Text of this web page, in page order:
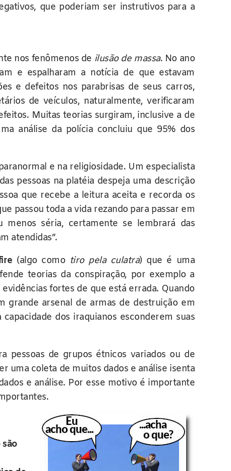
que poderiam ser instrutivos para a
nos fenômenos de ilusão de massa. No ano
e espalharam a notícia de que estavam
e defeitos nos parabrisas de seus carros,
de veículos, naturalmente, verificaram
Muitas teorias surgiram, inclusive a de
análise da polícia concluiu que 95% dos
e na religiosidade. Um especialista
pessoas na platéia despeja uma descrição
que recebe a leitura aceita e recorda os
passou toda a vida rezando para passar em
séria, certamente se lembrará das
atendidas”.
(algo como tiro pela culatra) que é uma
teorias da conspiração, por exemplo a
fortes de que está errada. Quando
grande arsenal de armas de destruição em
dos iraquianos esconderem suas
pessoas de grupos étnicos variados ou de
uma coleta de muitos dados e análise isenta
e análise. Por esse motivo é importante